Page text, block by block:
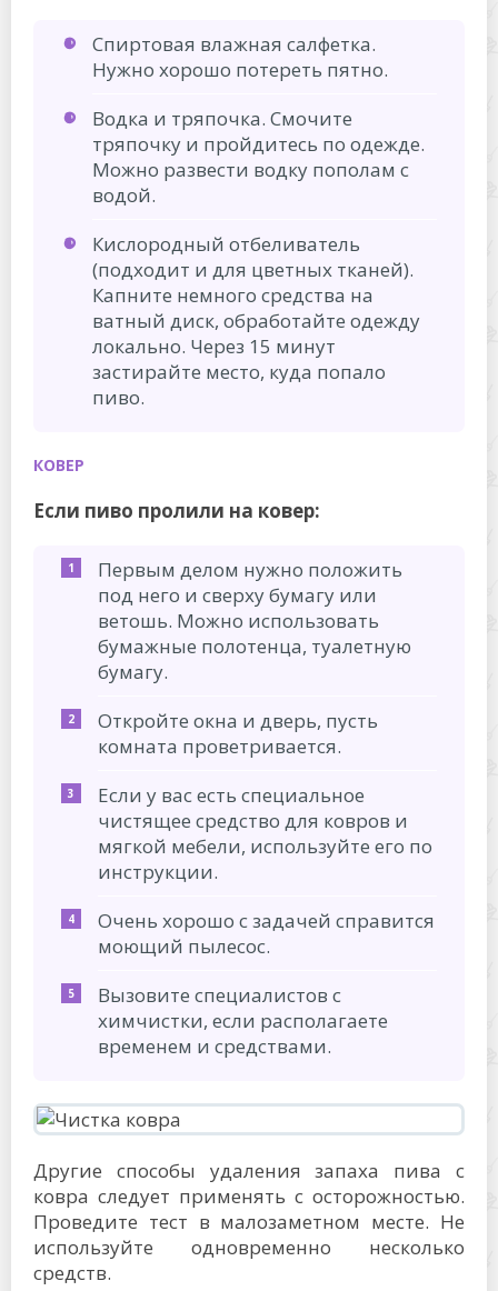
Спиртовая влажная салфетка.
Нужно хорошо потереть пятно.
Водка и тряпочка. Смочите
тряпочку и пройдитесь по одежде.
Можно развести водку пополам с
водой.
Кислородный отбеливатель
(подходит и для цветных тканей).
Капните немного средства на
ватный диск, обработайте одежду
локально. Через 15 минут
застирайте место, куда попало
пиво.
КОВЕР
Если пиво пролили на ковер:
Первым делом нужно положить
под него и сверху бумагу или
ветошь. Можно использовать
бумажные полотенца, туалетную
бумагу.
Откройте окна и дверь, пусть
комната проветривается.
Если у вас есть специальное
чистящее средство для ковров и
мягкой мебели, используйте его по
инструкции.
Очень хорошо с задачей справится
моющий пылесос.
Вызовите специалистов с
химчистки, если располагаете
временем и средствами.
Другие способы удаления запаха пива с
ковра следует применять с осторожностью.
Проведите тест в малозаметном месте. Не
используйте одновременно несколько
средств.